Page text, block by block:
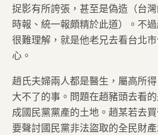
捉影有所誇張，甚至是偽造（台
時報、統一報頗精於此道）。不
很難理解，就是他老兄去看台北
心。
趙氏夫婦兩人都是醫生，屬高所
大不了的事。問題在趙豬頭去看
成國民黨黨產的土地。趙某若去
要聲討國民黨非法盜取的全民財